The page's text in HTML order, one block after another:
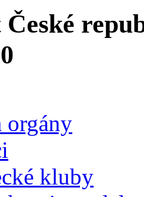
orgány
kluby